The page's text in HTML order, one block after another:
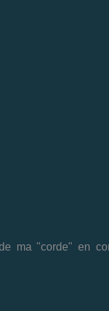
ma "corde" en